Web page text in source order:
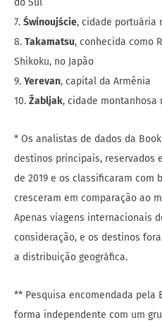
do Sul
7. Świnoujście, cidade portuária
8. Takamatsu, conhecida como
Shikoku, no Japão
9. Yerevan, capital da Armênia
10. Žabljak, cidade montanhosa
* Os analistas de dados da
destinos principais, reservados
de 2019 e os classificaram com
cresceram em comparação ao
Apenas viagens internacionais
consideração, e os destinos
a distribuição geográfica.
** Pesquisa encomendada pela
forma independente com um